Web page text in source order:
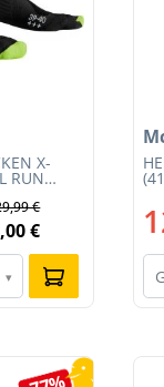
X-
RUN
€
€
▾